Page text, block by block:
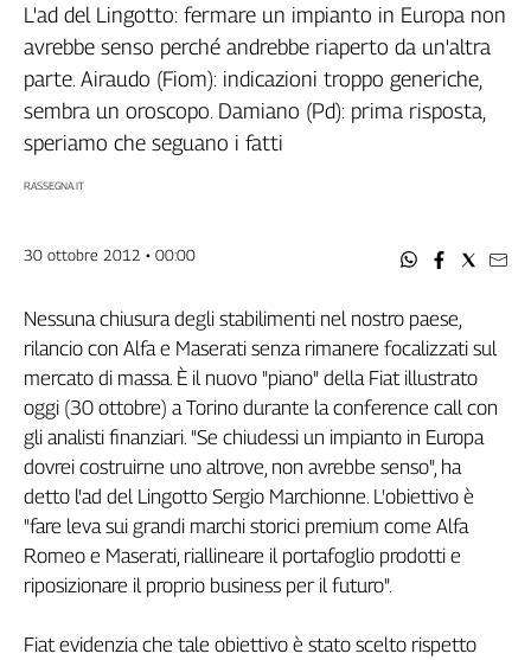
Filt
Fiom
Fisac
Flai
Flc
Spi
Caaf
Speciali
G8
di
Genova,
il
sangue
ragione
120
Cgil
L'ad del Lingotto: fermare un impianto in Europa non
avrebbe senso perché andrebbe riaperto da un'altra
parte. Airaudo (Fiom): indicazioni troppo generiche,
sembra un oroscopo. Damiano (Pd): prima risposta,
speriamo che seguano i fatti
RASSEGNA.IT
30 ottobre 2012 • 00:00
Nessuna chiusura degli stabilimenti nel nostro paese,
rilancio con Alfa e Maserati senza rimanere focalizzati sul
mercato di massa. È il nuovo "piano" della Fiat illustrato
oggi (30 ottobre) a Torino durante la conference call con
gli analisti finanziari. "Se chiudessi un impianto in Europa
dovrei costruirne uno altrove, non avrebbe senso", ha
detto l'ad del Lingotto Sergio Marchionne. L'obiettivo è
"fare leva sui grandi marchi storici premium come Alfa
Romeo e Maserati, riallineare il portafoglio prodotti e
riposizionare il proprio business per il futuro".
Fiat evidenzia che tale obiettivo è stato scelto rispetto